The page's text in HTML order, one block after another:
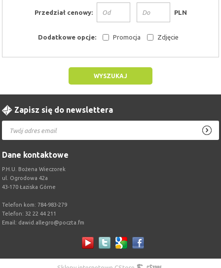
Przedział cenowy: PLN
Dodatkowe opcje: Promocja Zdjęcie
Zapisz się do newslettera
Dane kontaktowe
P.H.U. Bożena Wieczorek
ul. Ogrodowa 42a
43-170 Łaziska Górne
Telefon kom: 784-983-279
Telefon: 32 22 44 211
Email: dawid.allegro@poczta.fm